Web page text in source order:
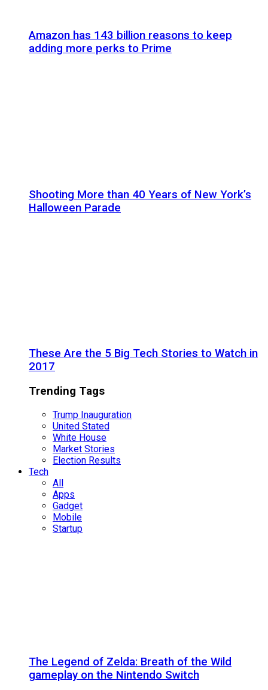
Amazon has 143 billion reasons to keep
adding more perks to Prime
Shooting More than 40 Years of New York’s
Halloween Parade
These Are the 5 Big Tech Stories to Watch in
2017
Trending Tags
Trump Inauguration
United Stated
White House
Market Stories
Election Results
Tech
All
Apps
Gadget
Mobile
Startup
The Legend of Zelda: Breath of the Wild
gameplay on the Nintendo Switch